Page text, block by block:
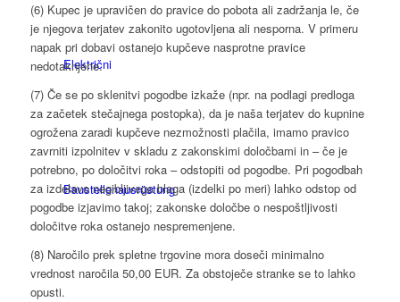
Električni
Bau­stellen­aus­rüstung
(6) Kupec je upravičen do pravice do pobota ali zadržanja le, če
je njegova terjatev zakonito ugotovljena ali nesporna. V primeru
napak pri dobavi ostanejo kupčeve nasprotne pravice
nedotaknjene.
(7) Če se po sklenitvi pogodbe izkaže (npr. na podlagi predloga
za začetek stečajnega postopka), da je naša terjatev do kupnine
ogrožena zaradi kupčeve nezmožnosti plačila, imamo pravico
zavrniti izpolnitev v skladu z zakonskimi določbami in – če je
potrebno, po določitvi roka – odstopiti od pogodbe. Pri pogodbah
za izdelavo negibljivega blaga (izdelki po meri) lahko odstop od
pogodbe izjavimo takoj; zakonske določbe o nespoštljivosti
določitve roka ostanejo nespremenjene.
(8) Naročilo prek spletne trgovine mora doseči minimalno
vrednost naročila 50,00 EUR. Za obstoječe stranke se to lahko
opusti.